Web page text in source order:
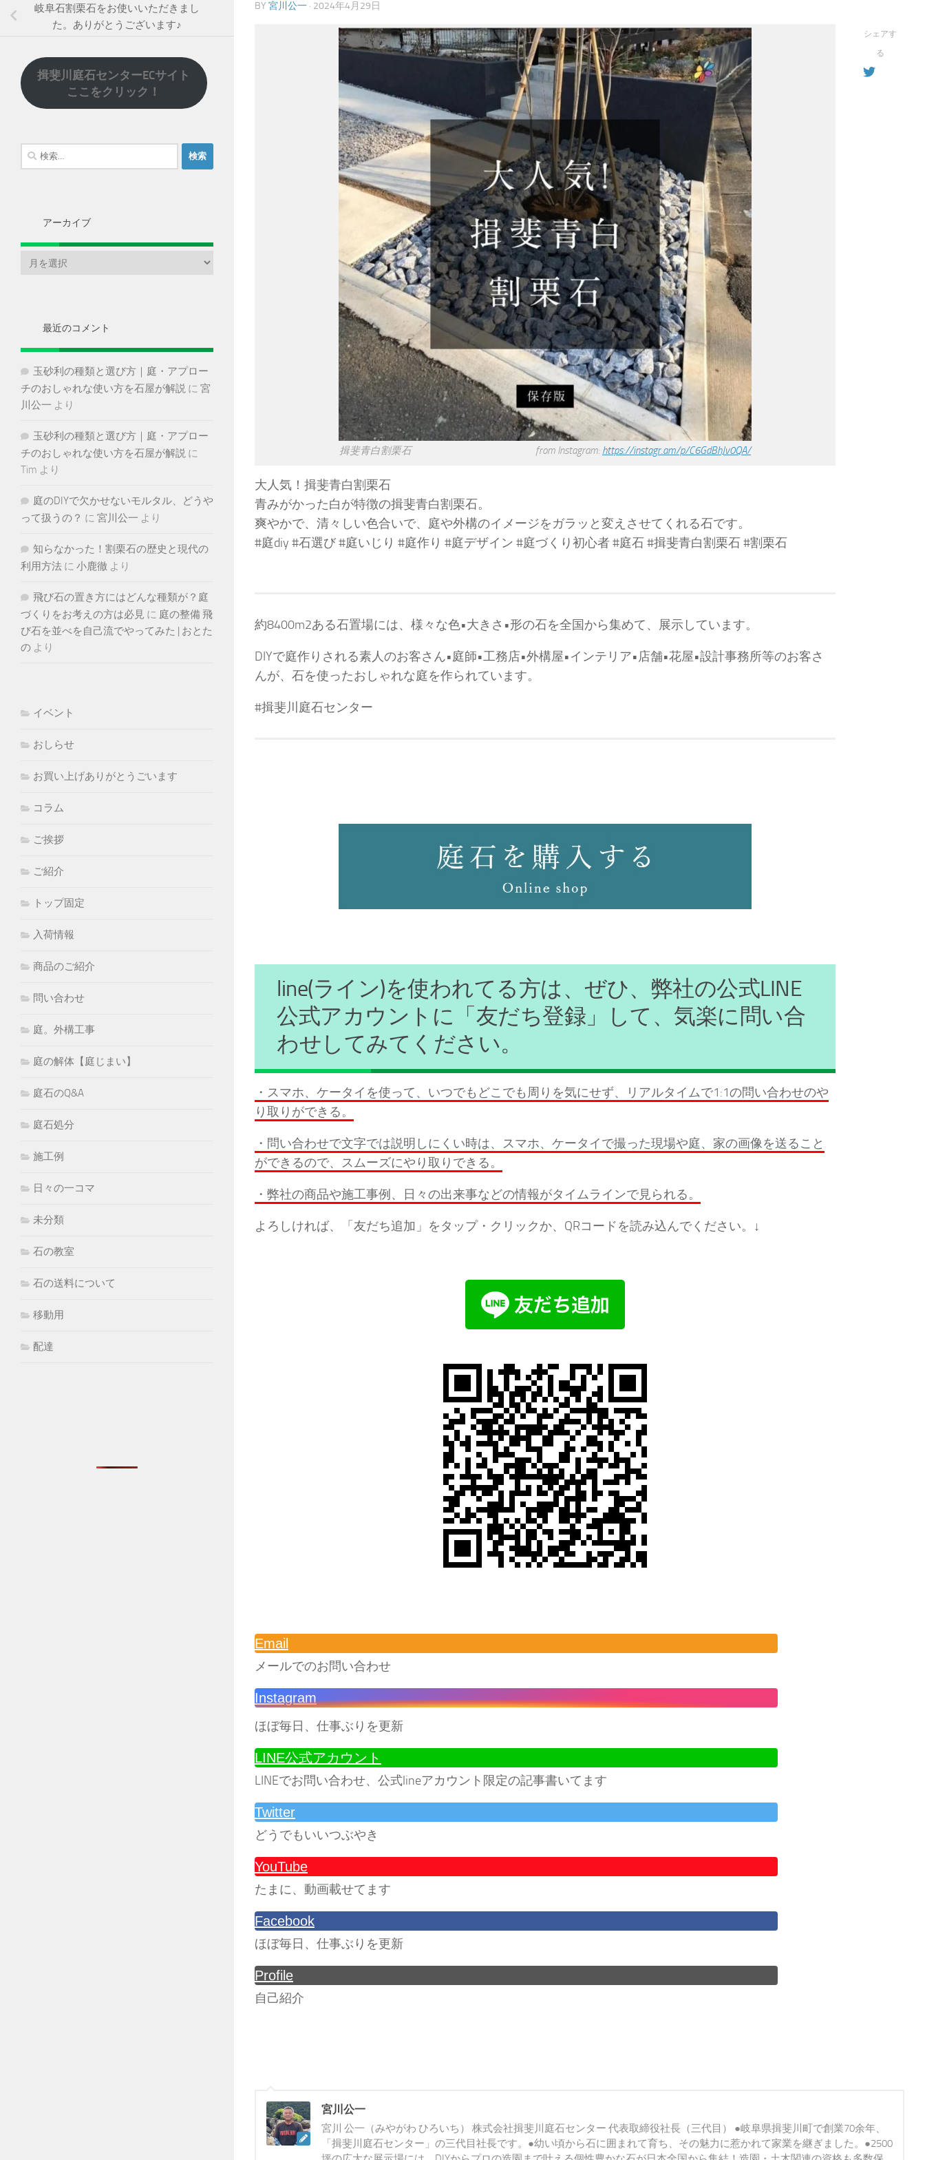
BY 宮川公一 · 2024年4月29日
揖斐青白割栗石 from Instagram: https://instagr.am/p/C6GdBhJv0QA/
大人気！揖斐青白割栗石
青みがかった白が特徴の揖斐青白割栗石。
爽やかで、清々しい色合いで、庭や外構のイメージをガラッと変えさせてくれる石です。
#庭diy #石選び #庭いじり #庭作り #庭デザイン #庭づくり初心者 #庭石 #揖斐青白割栗石 #割栗石
約8400m2ある石置場には、様々な色•大きさ•形の石を全国から集めて、展示しています。
DIYで庭作りされる素人のお客さん•庭師•工務店•外構屋•インテリア•店舗•花屋•設計事務所等のお客さ
んが、石を使ったおしゃれな庭を作られています。
#揖斐川庭石センター
line(ライン)を使われてる方は、ぜひ、弊社の公式LINE
公式アカウントに「友だち登録」して、気楽に問い合
わせしてみてください。
・スマホ、ケータイを使って、いつでもどこでも周りを気にせず、リアルタイムで1:1の問い合わせのや
り取りができる。
・問い合わせで文字では説明しにくい時は、スマホ、ケータイで撮った現場や庭、家の画像を送ること
ができるので、スムーズにやり取りできる。
・弊社の商品や施工事例、日々の出来事などの情報がタイムラインで見られる。
よろしければ、「友だち追加」をタップ・クリックか、QRコードを読み込んでください。↓
Email
メールでのお問い合わせ
Instagram
ほぼ毎日、仕事ぶりを更新
LINE公式アカウント
LINEでお問い合わせ、公式lineアカウント限定の記事書いてます
Twitter
どうでもいいつぶやき
YouTube
たまに、動画載せてます
Facebook
ほぼ毎日、仕事ぶりを更新
Profile
自己紹介
シェアす
る
宮川公一
宮川 公一（みやがわ ひろいち） 株式会社揖斐川庭石センター 代表取締役社長（三代目） ●岐阜県揖斐川町で創業70余年、
「揖斐川庭石センター」の三代目社長です。●幼い頃から石に囲まれて育ち、その魅力に惹かれて家業を継ぎました。●2500
岐阜石割栗石をお使いいただきまし
た。ありがとうございます♪
揖斐川庭石センターECサイト
ここをクリック！
検
索:
アーカイブ
最近のコメント
玉砂利の種類と選び方｜庭・アプロー
チのおしゃれな使い方を石屋が解説 に 宮
川公一 より
玉砂利の種類と選び方｜庭・アプロー
チのおしゃれな使い方を石屋が解説 に
Tim より
庭のDIYで欠かせないモルタル、どうや
って扱うの？ に 宮川公一 より
知らなかった！割栗石の歴史と現代の
利用方法 に 小鹿徹 より
飛び石の置き方にはどんな種類が？庭
づくりをお考えの方は必見 に 庭の整備 飛
び石を並べを自己流でやってみた | おとた
の より
イベント
おしらせ
お買い上げありがとうごいます
コラム
ご挨拶
ご紹介
トップ固定
入荷情報
商品のご紹介
問い合わせ
庭。外構工事
庭の解体【庭じまい】
庭石のQ&A
庭石処分
施工例
日々の一コマ
未分類
石の教室
石の送料について
移動用
配達